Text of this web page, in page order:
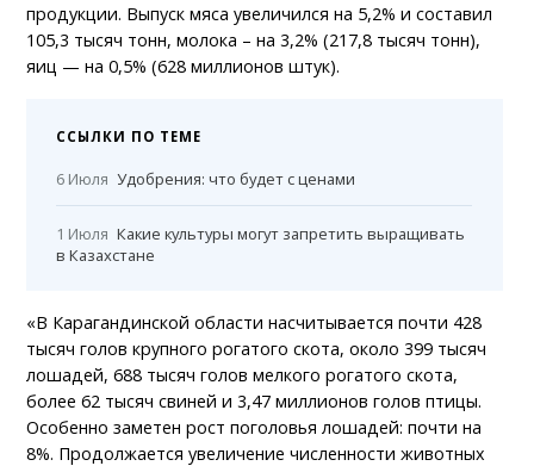
продукции. Выпуск мяса увеличился на 5,2% и составил
105,3 тысяч тонн, молока – на 3,2% (217,8 тысяч тонн),
яиц — на 0,5% (628 миллионов штук).
ССЫЛКИ ПО ТЕМЕ
6 Июля Удобрения: что будет с ценами
1 Июля Какие культуры могут запретить выращивать
в Казахстане
«В Карагандинской области насчитывается почти 428
тысяч голов крупного рогатого скота, около 399 тысяч
лошадей, 688 тысяч голов мелкого рогатого скота,
более 62 тысяч свиней и 3,47 миллионов голов птицы.
Особенно заметен рост поголовья лошадей: почти на
8%. Продолжается увеличение численности животных